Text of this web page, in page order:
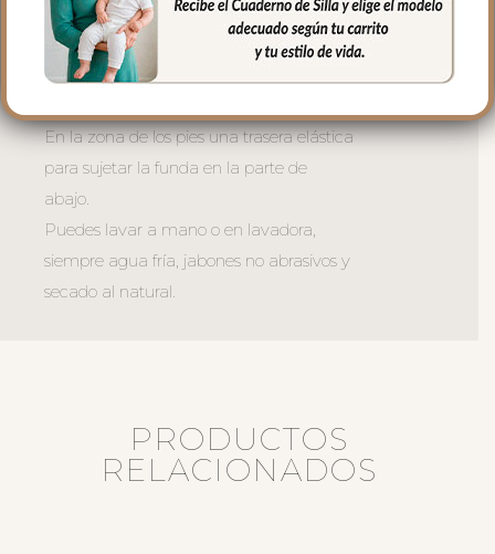
de arenes de todo tipo de sillas.
Abertura en el centro de la funda para
permitir plegar las sillas que tienen cierre
En la zona de los pies una trasera elástica
para sujetar la funda en la parte de
abajo.
Puedes lavar a mano o en lavadora,
siempre agua fría, jabones no abrasivos y
secado al natural.
PRODUCTOS
RELACIONADOS